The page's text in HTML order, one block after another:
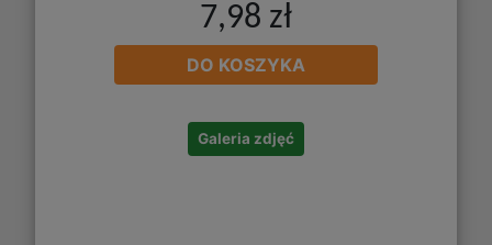
7,98 zł
DO KOSZYKA
Galeria zdjęć